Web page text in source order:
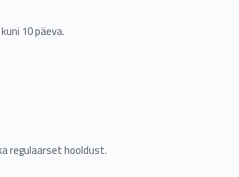
10 päeva.
regulaarset hooldust.